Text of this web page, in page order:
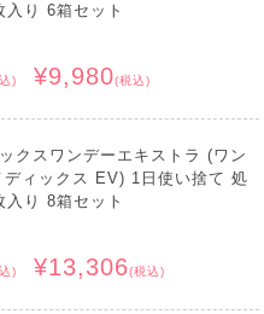
り 6箱セット
) ¥9,980(税込)
クスワンデーエキストラ (ワン
ディックス EV) 1日使い捨て 処
り 8箱セット
) ¥13,306(税込)